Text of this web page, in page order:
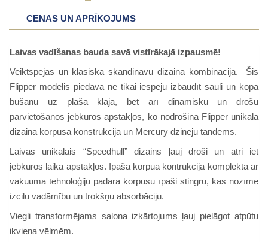
CENAS UN APRĪKOJUMS
Laivas vadīšanas bauda savā vistīrākajā izpausmē!
Veiktspējas un klasiska skandināvu dizaina kombinācija. Šis
Flipper modelis piedāvā ne tikai iespēju izbaudīt sauli un kopā
būšanu uz plašā klāja, bet arī dinamisku un drošu
pārvietošanos jebkuros apstākļos, ko nodrošina Flipper unikālā
dizaina korpusa konstrukcija un Mercury dzinēju tandēms.
Laivas unikālais “Speedhull” dizains ļauj droši un ātri iet
jebkuros laika apstākļos. Īpaša korpua kontrukcija komplektā ar
vakuuma tehnoloģiju padara korpusu īpaši stingru, kas nozīmē
izcilu vadāmību un trokšņu absorbāciju.
Viegli transformējams salona izkārtojums ļauj pielāgot atpūtu
ikviena vēlmēm.